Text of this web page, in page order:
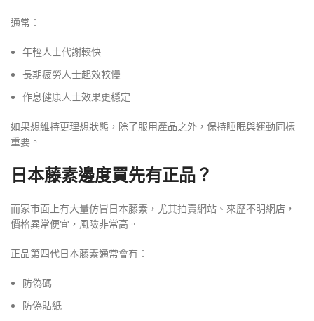
通常：
年輕人士代謝較快
長期疲勞人士起效較慢
作息健康人士效果更穩定
如果想維持更理想狀態，除了服用產品之外，保持睡眠與運動同樣
重要。
日本藤素邊度買先有正品？
而家市面上有大量仿冒日本藤素，尤其拍賣網站、來歷不明網店，
價格異常便宜，風險非常高。
正品第四代日本藤素通常會有：
防偽碼
防偽貼紙